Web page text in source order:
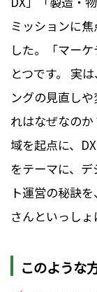
ミッションに
した。「マー
とつです。 実
ングの見直し
れはなぜなの
域を起点に、
をテーマに、
ト運営の秘訣
さんといっしょ
このような